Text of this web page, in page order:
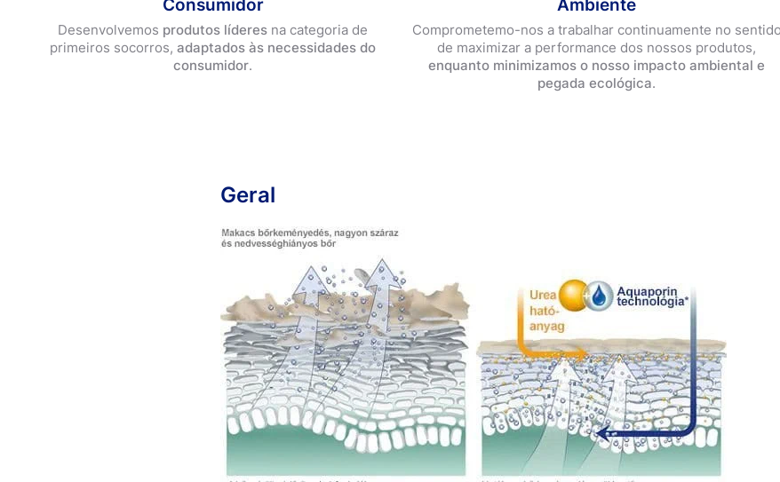
Informação sobre pensos
Primeiros socorros
Tudo sobre o cuidado dos pés
Pensos Redutor de Cicatrizes XL
Consumidor
Desenvolvemos produtos líderes na categoria de
primeiros socorros,adaptados às necessidades do
consumidor.
Ambiente
Comprometemo-nos a trabalhar continuamente no sentido
de maximizar a performance dos nossos produtos,
enquanto minimizamos o nosso impacto ambiental e
pegada ecológica.
Geral